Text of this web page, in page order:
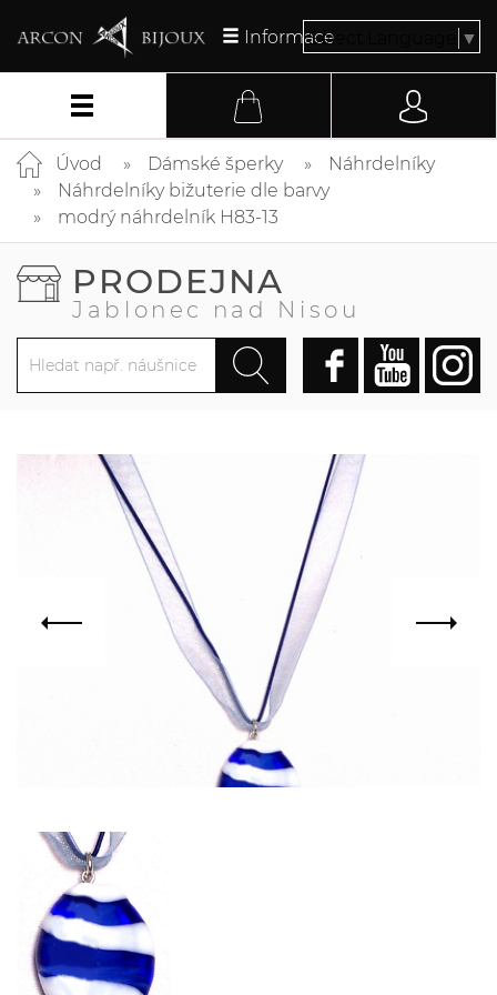
InformaceSelect Language ▼
Úvod Dámské šperky
Náhrdelníky
Náhrdelníky bižuterie dle barvy
modrý náhrdelník H83-13
PRODEJNA
Jablonec nad Nisou